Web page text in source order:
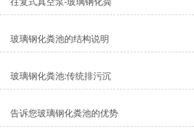
玻璃钢化粪池的结构说明
玻璃钢化粪池:传统排污沉
告诉您玻璃钢化粪池的优势